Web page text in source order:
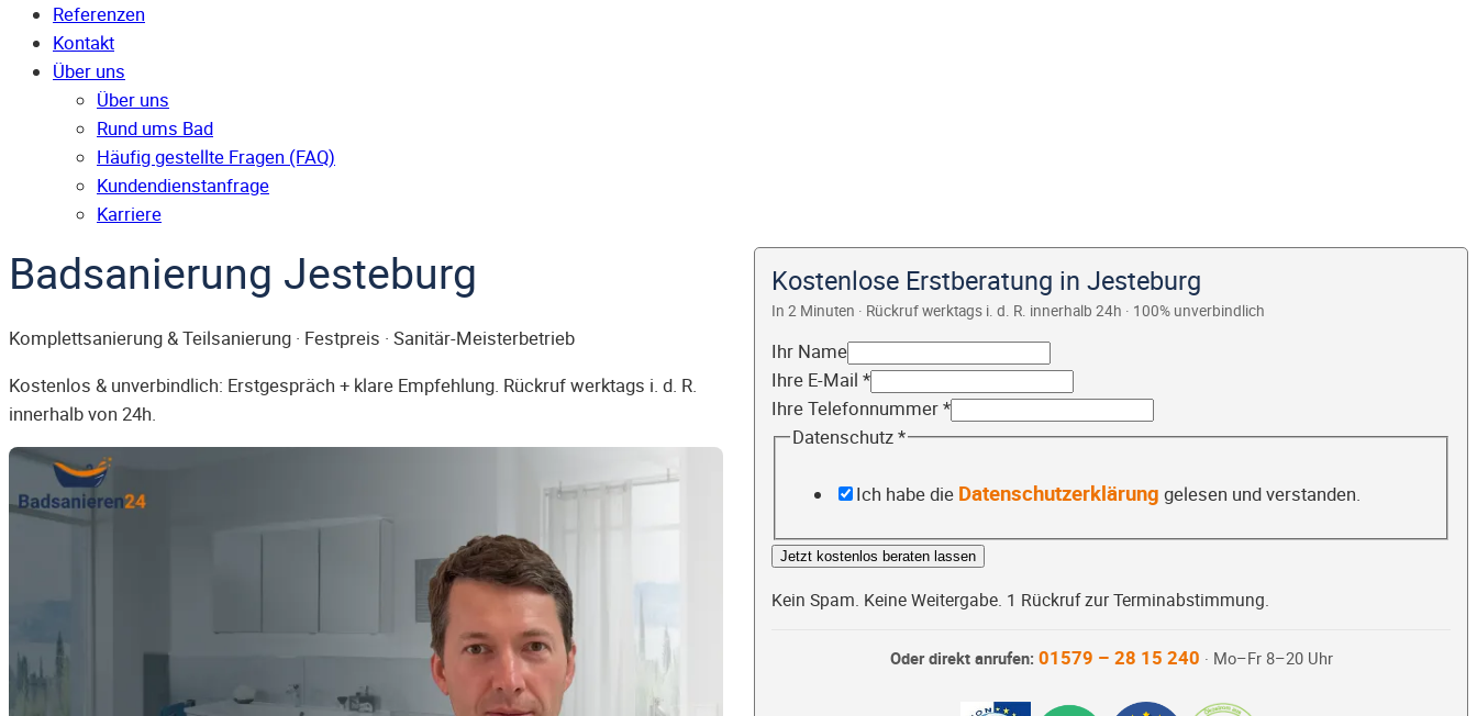
Referenzen
Kontakt
Über uns
Über uns
Rund ums Bad
Häufig gestellte Fragen (FAQ)
Kunden­dienst­anfrage
Karriere
Badsanierung Jesteburg
Komplettsanierung & Teilsanierung · Festpreis · Sanitär-Meisterbetrieb
Kostenlos & unverbindlich: Erstgespräch + klare Empfehlung. Rückruf werktags i. d. R.
innerhalb von 24h.
Kostenlose Erstberatung in Jesteburg
In 2 Minuten · Rückruf werktags i. d. R. innerhalb 24h · 100% unverbindlich
Ihr Name
Ihre E-Mail *
Ihre Telefonnummer*
Datenschutz*
Ich habe die Datenschutzerklärung gelesen und verstanden.
Jetzt kostenlos beraten lassen
Kein Spam. Keine Weitergabe. 1 Rückruf zur Terminabstimmung.
Oder direkt anrufen: 01579 – 28 15 240 · Mo–Fr 8–20 Uhr